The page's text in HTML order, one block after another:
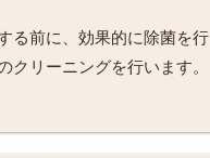
る前に、効果的に除菌を行
クリーニングを行います。